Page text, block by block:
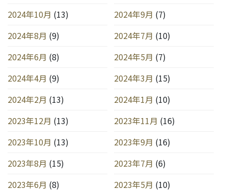
2024年10月 (13) 2024年9月 (7)
2024年8月 (9) 2024年7月 (10)
2024年6月 (8) 2024年5月 (7)
2024年4月 (9) 2024年3月 (15)
2024年2月 (13) 2024年1月 (10)
2023年12月 (13) 2023年11月 (16)
2023年10月 (13) 2023年9月 (16)
2023年8月 (15) 2023年7月 (6)
2023年6月 (8) 2023年5月 (10)